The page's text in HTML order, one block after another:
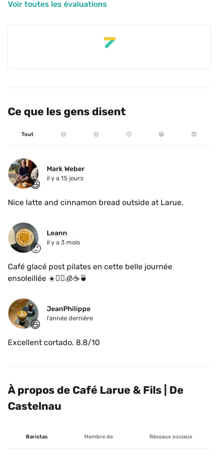
Voir toutes les évaluations
Ce que les gens disent
Tout ☹️ 😐 🙂 😃 😍
😃
Mark Weber
il y a 15 jours
🙂
Leann
il y a 3 mois
Café glacé post pilates en cette belle journée
ensoleillée ☀️🧘‍♀️🧊☕️🍵
😃
JeanPhilippe
l’année dernière
Excellent cortado. 8.8/10
À propos de Café Larue & Fils | De
Castelnau
Baristas Membre de Réseaux sociaux